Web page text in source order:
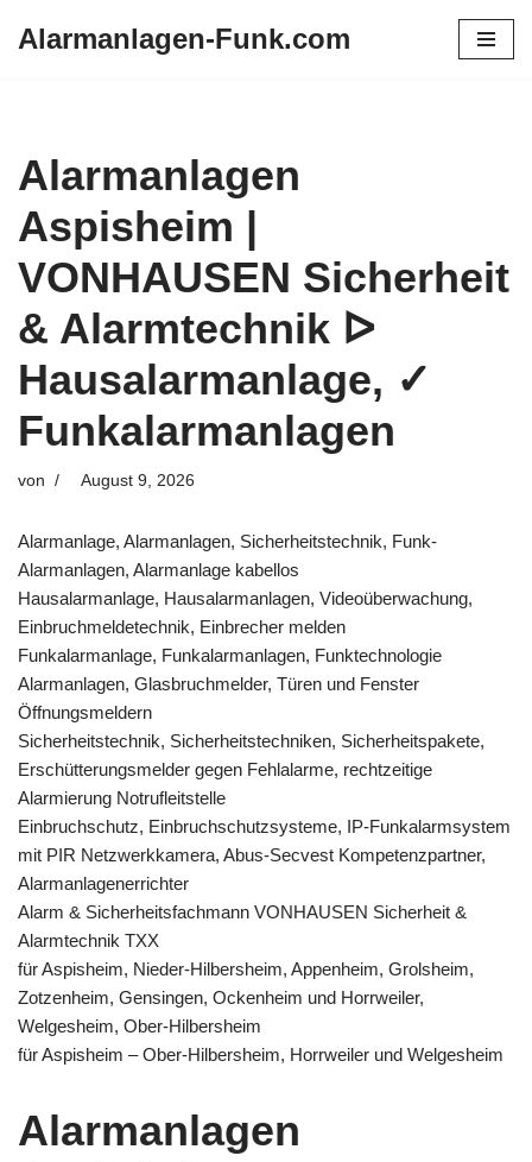
Alarmanlagen-Funk.com
Alarmanlagen
Aspisheim |
VONHAUSEN Sicherheit
& Alarmtechnik ᐅ
Hausalarmanlage, ✓
Funkalarmanlagen
von August 9, 2026
Alarmanlage, Alarmanlagen, Sicherheitstechnik, Funk-
Alarmanlagen, Alarmanlage kabellos
Hausalarmanlage, Hausalarmanlagen, Videoüberwachung,
Einbruchmeldetechnik, Einbrecher melden
Funkalarmanlage, Funkalarmanlagen, Funktechnologie
Alarmanlagen, Glasbruchmelder, Türen und Fenster
Öffnungsmeldern
Sicherheitstechnik, Sicherheitstechniken, Sicherheitspakete,
Erschütterungsmelder gegen Fehlalarme, rechtzeitige
Alarmierung Notrufleitstelle
Einbruchschutz, Einbruchschutzsysteme, IP-Funkalarmsystem
mit PIR Netzwerkkamera, Abus-Secvest Kompetenzpartner,
Alarmanlagenerrichter
Alarm & Sicherheitsfachmann VONHAUSEN Sicherheit &
Alarmtechnik TXX
für Aspisheim, Nieder-Hilbersheim, Appenheim, Grolsheim,
Zotzenheim, Gensingen, Ockenheim und Horrweiler,
Welgesheim, Ober-Hilbersheim
für Aspisheim – Ober-Hilbersheim, Horrweiler und Welgesheim
Alarmanlagen